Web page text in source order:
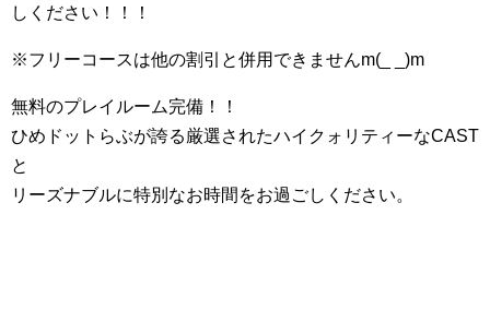
しください！！！
※フリーコースは他の割引と併用できませんm(_ _)m
無料のプレイルーム完備！！
ひめドットらぶが誇る厳選されたハイクォリティーなCAST
と
リーズナブルに特別なお時間をお過ごしください。